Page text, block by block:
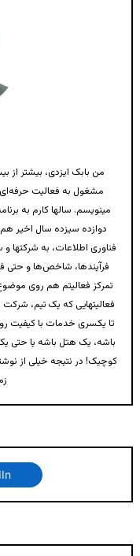
من بابک ایزدی، بیشتر
مشغول به فعالیت
مینویسم. سالها کارم به
دوازده سیزده سال اخیر
فناوری اطلاعات، به شرکتها
فرآیندها، شاخص‌ها و حتی
تمرکز فعالیتم هم روی
فعالیتهایی که یک تیم، شرکت
تا یکسری خدمات با کیفیت رو
باشه، یک هتل باشه یا حتی
کوچیک! در نتیجه خیلی از